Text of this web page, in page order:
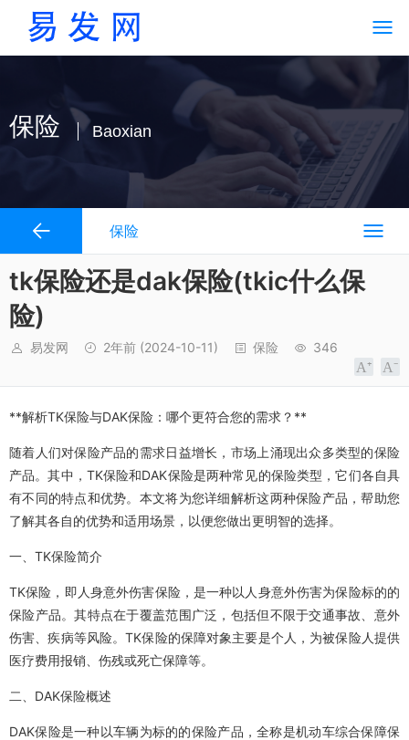
保险 Baoxian
保险
tk保险还是dak保险(tkic什么保
险)
易发网 2年前 (2024-10-11) 保险 346
**解析TK保险与DAK保险：哪个更符合您的需求？**
随着人们对保险产品的需求日益增长，市场上涌现出众多类型的保险
产品。其中，TK保险和DAK保险是两种常见的保险类型，它们各自具
有不同的特点和优势。本文将为您详细解析这两种保险产品，帮助您
了解其各自的优势和适用场景，以便您做出更明智的选择。
一、TK保险简介
TK保险，即人身意外伤害保险，是一种以人身意外伤害为保险标的的
保险产品。其特点在于覆盖范围广泛，包括但不限于交通事故、意外
伤害、疾病等风险。TK保险的保障对象主要是个人，为被保险人提供
医疗费用报销、伤残或死亡保障等。
二、DAK保险概述
DAK保险是一种以车辆为标的的保险产品，全称是机动车综合保障保